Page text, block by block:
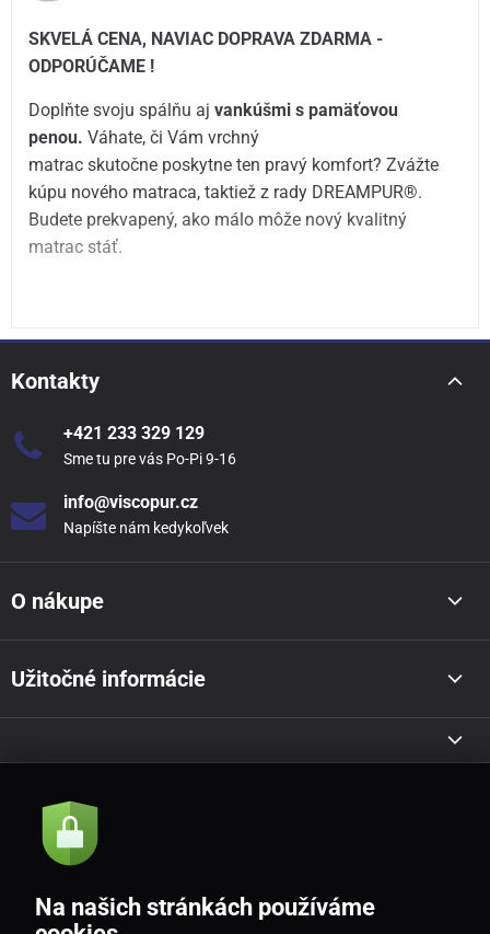
SKVELÁ CENA, NAVIAC DOPRAVA ZDARMA -
ODPORÚČAME !
Doplňte svoju spálňu ajvankúšmi s pamäťovou
penou. Váhate, či Vám vrchný
matrac skutočne poskytne ten pravý komfort? Zvážte
kúpu nového matraca, taktiež z rady DREAMPUR®.
Budete prekvapený, ako málo môže nový kvalitný
matrac stáť.
Kontakty
+421 233 329 129
Sme tu pre vás Po-Pi 9-16
info@viscopur.cz
Napíšte nám kedykoľvek
O nákupe
Užitočné informácie
Akcie a novinky e-mailom
Souhlasím sezásadami zpracování osobních údajů
Na našich stránkách používáme